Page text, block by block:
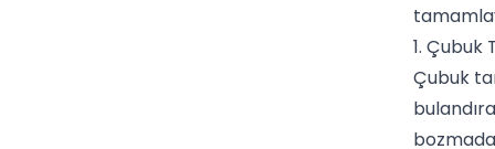
1. Çubuk
Çubuk